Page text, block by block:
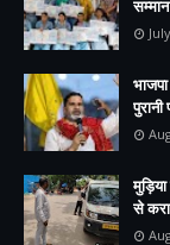
पुरानी
से